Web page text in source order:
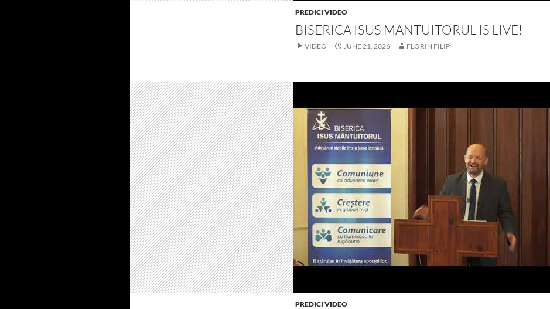
PREDICI VIDEO
BISERICA ISUS MANTUITORUL IS LIVE!
VIDEO JUNE 21, 2026 FLORIN FILIP
PREDICI VIDEO